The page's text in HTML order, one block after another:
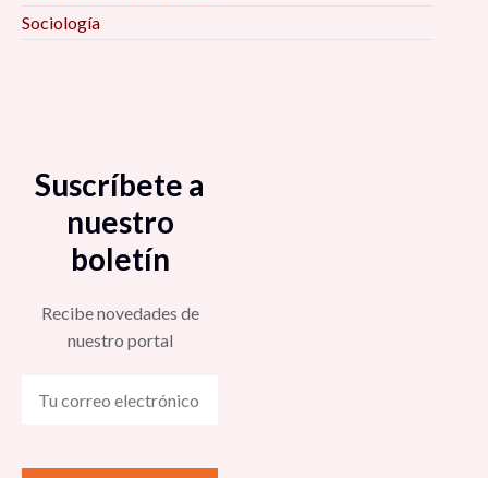
Sociología
Suscríbete a
nuestro
boletín
Recibe novedades de
nuestro portal